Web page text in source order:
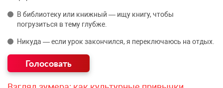
В библиотеку или книжный — ищу книгу, чтобы
погрузиться в тему глубже.
Никуда — если урок закончился, я переключаюсь на отдых.